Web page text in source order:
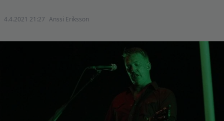
4.4.2021 21:27 Anssi Eriksson